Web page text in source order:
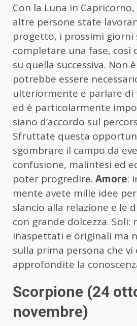
Con la Luna in
altre persone state
progetto, i prossimi
completare una fase, così
su quella successiva. Non
potrebbe essere
ulteriormente e parlare
ed è particolarmente
siano d’accordo sul
Sfruttate questa
sgombrare il campo da
confusione, malintesi ed
poter progredire. Amore:
mente avete mille idee
slancio alla relazione e le
con grande dolcezza.
inaspettati e originali ma
sulla prima persona che vi
approfondite la
Scorpione (24
novembre)